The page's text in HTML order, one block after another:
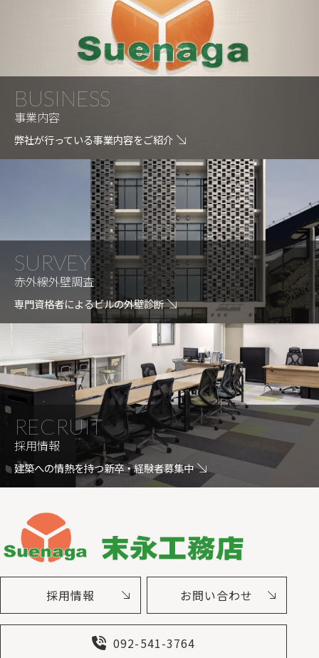
BUSINESS
事業内容
弊社が行っている事業内容をご紹介
SURVEY
赤外線外壁調査
専門資格者によるビルの外壁診断
RECRUIT
採用情報
建築への情熱を持つ新卒・経験者募集中
採用情報 お問い合わせ
092-541-3764